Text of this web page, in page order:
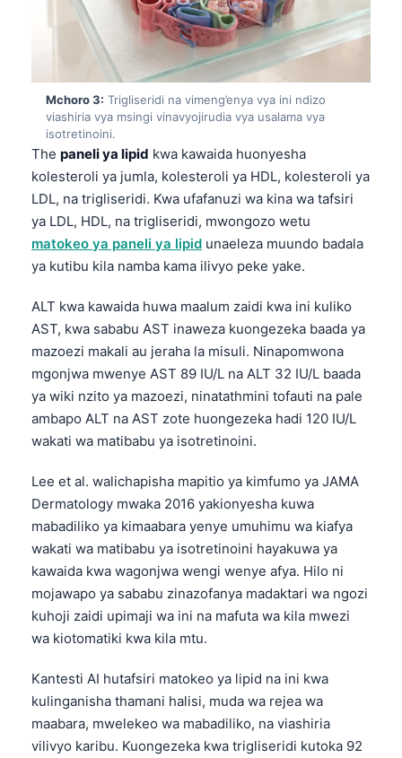
Mchoro 3: Trigliseridi na vimeng’enya vya ini ndizo
viashiria vya msingi vinavyojirudia vya usalama vya
isotretinoini.
The paneli ya lipid kwa kawaida huonyesha
kolesteroli ya jumla, kolesteroli ya HDL, kolesteroli ya
LDL, na trigliseridi. Kwa ufafanuzi wa kina wa tafsiri
ya LDL, HDL, na trigliseridi, mwongozo wetu
matokeo ya paneli ya lipid unaeleza muundo badala
ya kutibu kila namba kama ilivyo peke yake.
ALT kwa kawaida huwa maalum zaidi kwa ini kuliko
AST, kwa sababu AST inaweza kuongezeka baada ya
mazoezi makali au jeraha la misuli. Ninapomwona
mgonjwa mwenye AST 89 IU/L na ALT 32 IU/L baada
ya wiki nzito ya mazoezi, ninatathmini tofauti na pale
ambapo ALT na AST zote huongezeka hadi 120 IU/L
wakati wa matibabu ya isotretinoini.
Lee et al. walichapisha mapitio ya kimfumo ya JAMA
Dermatology mwaka 2016 yakionyesha kuwa
mabadiliko ya kimaabara yenye umuhimu wa kiafya
wakati wa matibabu ya isotretinoini hayakuwa ya
kawaida kwa wagonjwa wengi wenye afya. Hilo ni
mojawapo ya sababu zinazofanya madaktari wa ngozi
kuhoji zaidi upimaji wa ini na mafuta wa kila mwezi
wa kiotomatiki kwa kila mtu.
Kantesti AI hutafsiri matokeo ya lipid na ini kwa
kulinganisha thamani halisi, muda wa rejea wa
maabara, mwelekeo wa mabadiliko, na viashiria
vilivyo karibu. Kuongezeka kwa trigliseridi kutoka 92